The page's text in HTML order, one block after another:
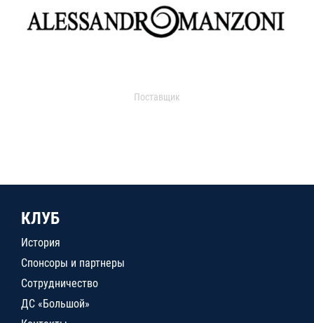
Поставщик
КЛУБ
История
Спонсоры и партнеры
Сотрудничество
ДС «Большой»